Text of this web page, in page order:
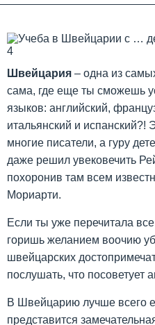
Швейцария – одна из
сама, где еще ты сможешь
языков: английский,
итальянский и испанский?!
многие писатели, а гуру
даже решил увековечить
похоронив там всем
Мориарти.
Если ты уже перечитала
горишь желанием воочию
швейцарских
послушать, что посоветует
В Швейцарию лучше всего
представится